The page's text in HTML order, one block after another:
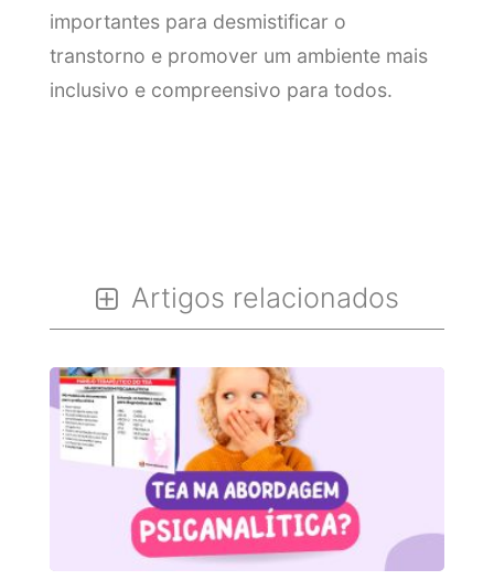
importantes para desmistificar o
transtorno e promover um ambiente mais
inclusivo e compreensivo para todos.
Artigos relacionados